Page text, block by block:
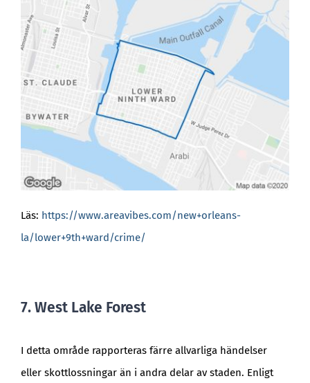
Läs: https://www.areavibes.com/new+orleans-
la/lower+9th+ward/crime/
7. West Lake Forest
I detta område rapporteras färre allvarliga händelser
eller skottlossningar än i andra delar av staden. Enligt